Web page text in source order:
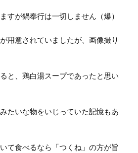
すが鍋奉行は一切しません（爆）
用意されていましたが、画像撮り
と、鶏白湯スープであったと思い
たいな物をいじっていた記憶もあ
て食べるなら「つくね」の方が旨